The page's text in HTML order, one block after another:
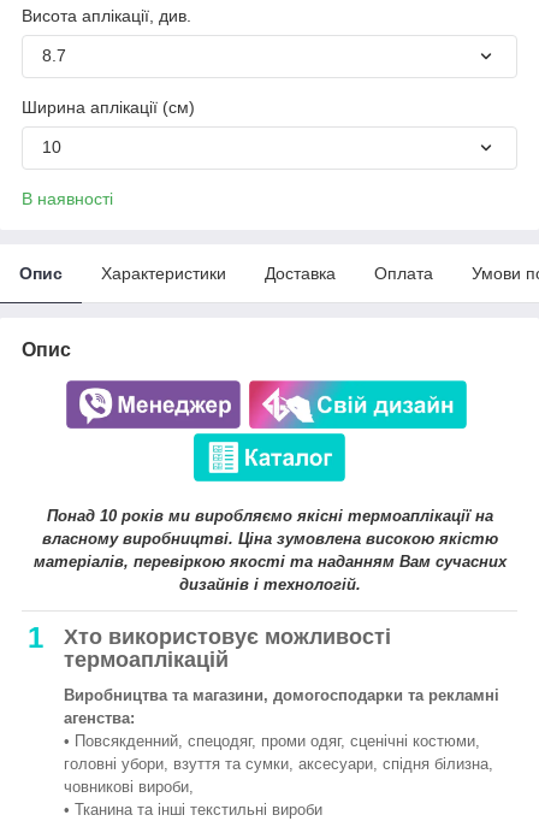
Висота аплікації, див.
8.7
Ширина аплікації (см)
10
В наявності
Опис Характеристики Доставка Оплата Умови
Опис
Понад 10 років ми виробляємо якісні термоаплікації на
власному виробництві. Ціна зумовлена високою якістю
матеріалів, перевіркою якості та наданням Вам сучасних
дизайнів і технологій.
1
Хто використовує можливості
термоаплікацій
Виробництва та магазини, домогосподарки та рекламні
агенства:
• Повсякденний, спецодяг, проми одяг, сценічні костюми,
головні убори, взуття та сумки, аксесуари, спідня білизна,
човникові вироби,
• Тканина та інші текстильні вироби